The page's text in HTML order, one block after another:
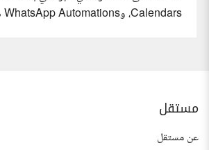
Calendars، وWhatsApp Automations داخل GoHighLevel. اط...
مستقل
عن مستقل